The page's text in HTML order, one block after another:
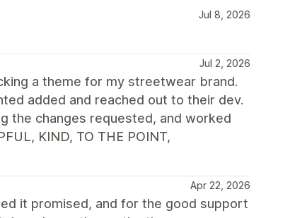
Jul 8, 2026
Jul 2, 2026
a theme for my streetwear brand.
added and reached out to their dev.
the changes requested, and worked
KIND, TO THE POINT,
Apr 22, 2026
it promised, and for the good support